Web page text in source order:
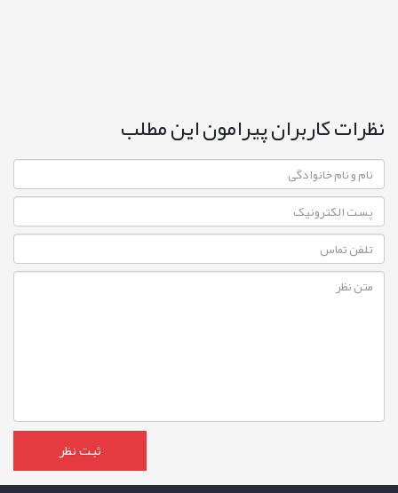
نظرات کاربران پیرامون این مطلب